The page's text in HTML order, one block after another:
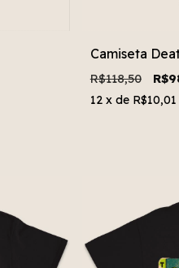
Camiseta
R$118,50
12 x de R$10,01